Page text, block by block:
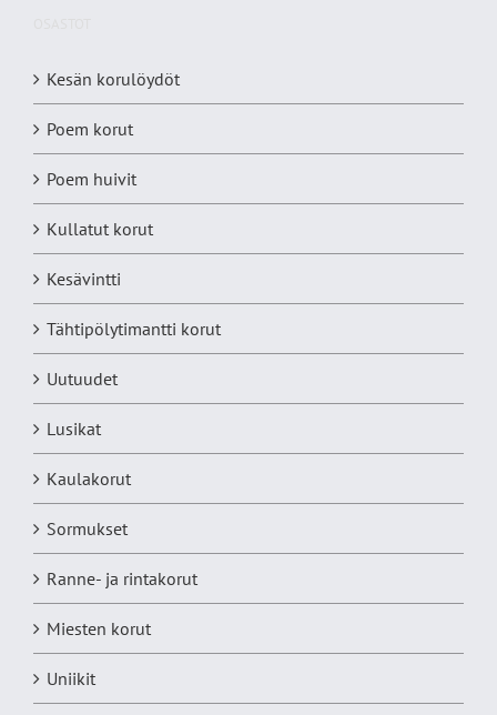
Kesän korulöydöt
Poem korut
Poem huivit
Kullatut korut
Kesävintti
Tähtipölytimantti korut
Uutuudet
Lusikat
Kaulakorut
Sormukset
Ranne- ja rintakorut
Miesten korut
Uniikit